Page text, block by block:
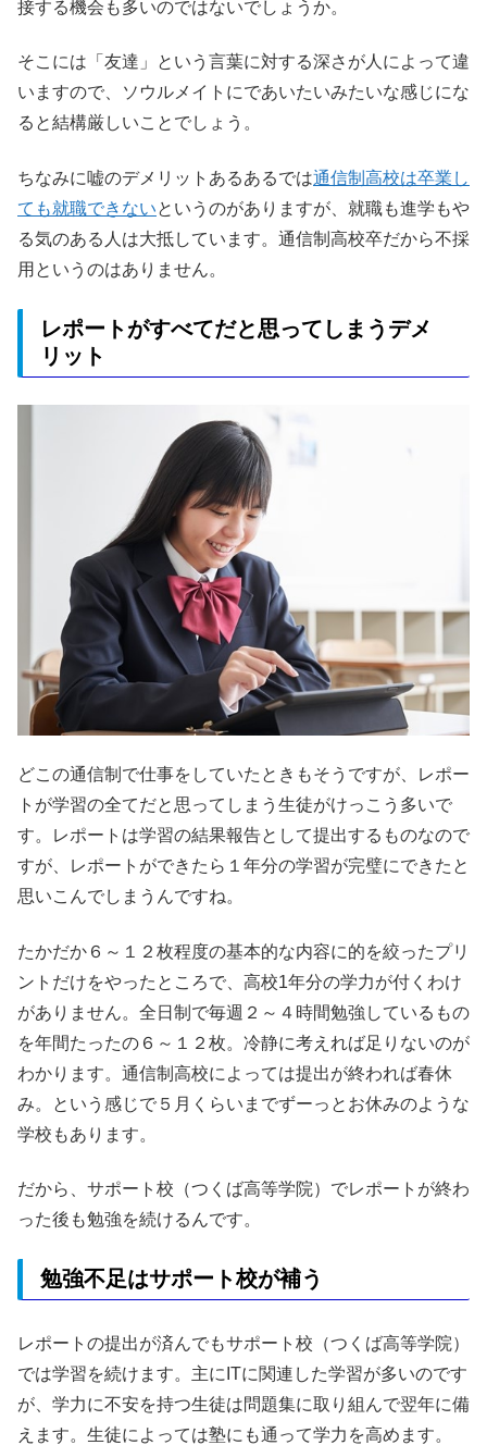
接する機会も多いのではないでしょうか。
そこには「友達」という言葉に対する深さが人によって違
いますので、ソウルメイトにであいたいみたいな感じにな
ると結構厳しいことでしょう。
ちなみに嘘のデメリットあるあるでは通信制高校は卒業し
ても就職できないというのがありますが、就職も進学もや
る気のある人は大抵しています。通信制高校卒だから不採
用というのはありません。
レポートがすべてだと思ってしまうデメ
リット
どこの通信制で仕事をしていたときもそうですが、レポー
トが学習の全てだと思ってしまう生徒がけっこう多いで
す。レポートは学習の結果報告として提出するものなので
すが、レポートができたら１年分の学習が完璧にできたと
思いこんでしまうんですね。
たかだか６～１２枚程度の基本的な内容に的を絞ったプリ
ントだけをやったところで、高校1年分の学力が付くわけ
がありません。全日制で毎週２～４時間勉強しているもの
を年間たったの６～１２枚。冷静に考えれば足りないのが
わかります。通信制高校によっては提出が終われば春休
み。という感じで５月くらいまでずーっとお休みのような
学校もあります。
だから、サポート校（つくば高等学院）でレポートが終わ
った後も勉強を続けるんです。
勉強不足はサポート校が補う
レポートの提出が済んでもサポート校（つくば高等学院）
では学習を続けます。主にITに関連した学習が多いのです
が、学力に不安を持つ生徒は問題集に取り組んで翌年に備
えます。生徒によっては塾にも通って学力を高めます。